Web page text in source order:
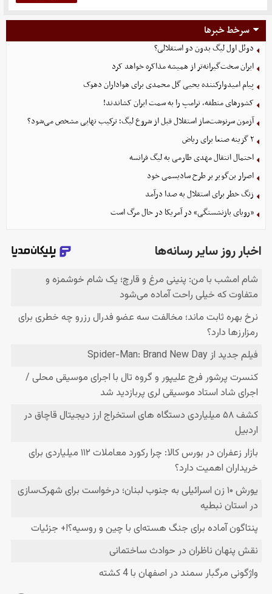
سرخط خبرها
دوئل اول لیگ بدون دو استقلالی؟
ایران سخت‌گیرانه‌تر از همیشه مذاکره خواهد کرد
پیام امیدوارکننده یحیی گل محمدی برای هواداران دهوک
کشورهای منطقه، ترامپ را به سمت ایران کشاندند!
آزمون سرنوشت‌ساز استقلال قبل از شروع لیگ؛ ترکیب نهایی مشخص می‌شود؟
۲ گزینه صنعا برای ریاض
احتمال انتقال مهدی طارمی به لیگ فرانسه
اصرار بن‌گویر بر طرح سادیسمی خود
زنگ خطر برای استقلال به صدا درآمد
«رویای بازنشستگی» در آمریکا در حال مرگ است